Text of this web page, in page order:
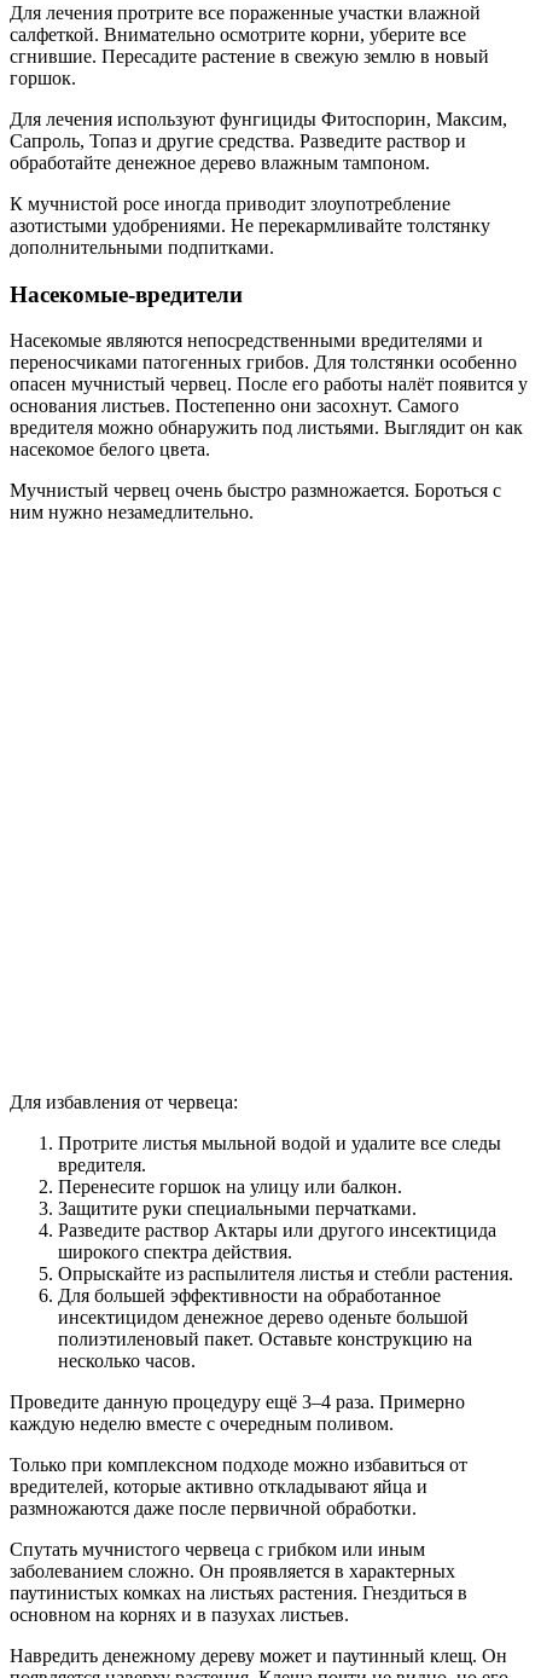
Для лечения протрите все пораженные участки влажной
салфеткой. Внимательно осмотрите корни, уберите все
сгнившие. Пересадите растение в свежую землю в новый
горшок.
Для лечения используют фунгициды Фитоспорин, Максим,
Сапроль, Топаз и другие средства. Разведите раствор и
обработайте денежное дерево влажным тампоном.
К мучнистой росе иногда приводит злоупотребление
азотистыми удобрениями. Не перекармливайте толстянку
дополнительными подпитками.
Насекомые-вредители
Насекомые являются непосредственными вредителями и
переносчиками патогенных грибов. Для толстянки особенно
опасен мучнистый червец. После его работы налёт появится у
основания листьев. Постепенно они засохнут. Самого
вредителя можно обнаружить под листьями. Выглядит он как
насекомое белого цвета.
Мучнистый червец очень быстро размножается. Бороться с
ним нужно незамедлительно.
Для избавления от червеца:
Протрите листья мыльной водой и удалите все следы
вредителя.
Перенесите горшок на улицу или балкон.
Защитите руки специальными перчатками.
Разведите раствор Актары или другого инсектицида
широкого спектра действия.
Опрыскайте из распылителя листья и стебли растения.
Для большей эффективности на обработанное
инсектицидом денежное дерево оденьте большой
полиэтиленовый пакет. Оставьте конструкцию на
несколько часов.
Проведите данную процедуру ещё 3–4 раза. Примерно
каждую неделю вместе с очередным поливом.
Только при комплексном подходе можно избавиться от
вредителей, которые активно откладывают яйца и
размножаются даже после первичной обработки.
Спутать мучнистого червеца с грибком или иным
заболеванием сложно. Он проявляется в характерных
паутинистых комках на листьях растения. Гнездиться в
основном на корнях и в пазухах листьев.
Навредить денежному дереву может и паутинный клещ. Он